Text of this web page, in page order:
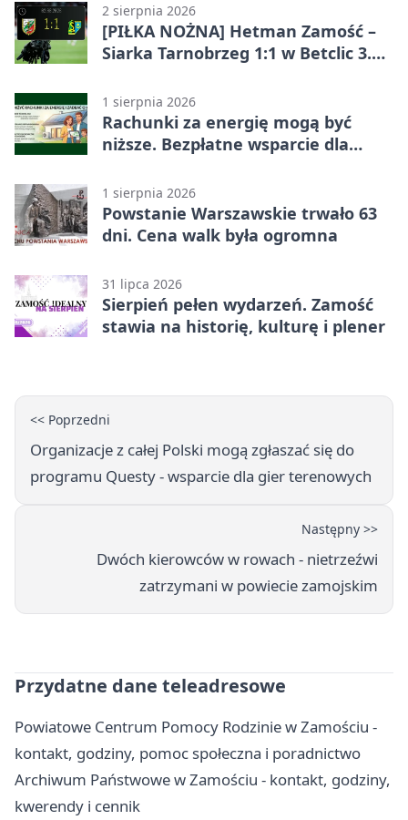
2 sierpnia 2026
[PIŁKA NOŻNA] Hetman Zamość –
Siarka Tarnobrzeg 1:1 w Betclic 3.
1 sierpnia 2026
Rachunki za energię mogą być
niższe. Bezpłatne wsparcie dla
1 sierpnia 2026
Powstanie Warszawskie trwało 63
dni. Cena walk była ogromna
31 lipca 2026
Sierpień pełen wydarzeń. Zamość
stawia na historię, kulturę i plener
<< Poprzedni
Organizacje z całej Polski mogą zgłaszać się do
programu Questy - wsparcie dla gier terenowych
Następny >>
Dwóch kierowców w rowach - nietrzeźwi
zatrzymani w powiecie zamojskim
Przydatne dane teleadresowe
Powiatowe Centrum Pomocy Rodzinie w Zamościu -
kontakt, godziny, pomoc społeczna i poradnictwo
Archiwum Państwowe w Zamościu - kontakt, godziny,
kwerendy i cennik